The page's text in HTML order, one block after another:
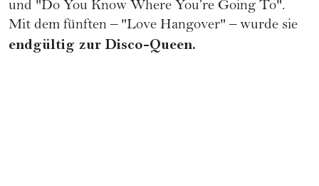
und "Do You Know Where You’re Going To".
Mit dem fünften – "Love Hangover" – wurde sie
endgültig zur Disco-Queen.